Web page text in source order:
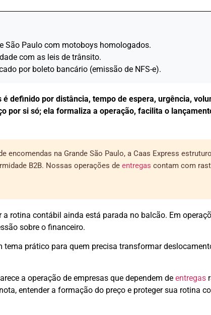
São Paulo com motoboys homologados.
com as leis de trânsito.
por boleto bancário (emissão de NFS-e).
definido por distância, tempo de espera, urgência,
por si só; ela formaliza a operação, facilita o
na Grande São Paulo, a Caas Express
B2B. Nossas operações de entregas contam com
rotina contábil ainda está parada no balcão. Em
sobre o financeiro.
tema prático para quem precisa transformar
a operação de empresas que dependem de entregas
entender a formação do preço e proteger sua rotina